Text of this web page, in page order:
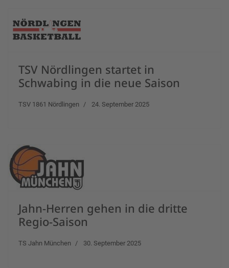
TSV Nördlingen startet in
Schwabing in die neue Saison
TSV 1861 Nördlingen 24. September 2025
Jahn-Herren gehen in die dritte
Regio-Saison
TS Jahn München 30. September 2025